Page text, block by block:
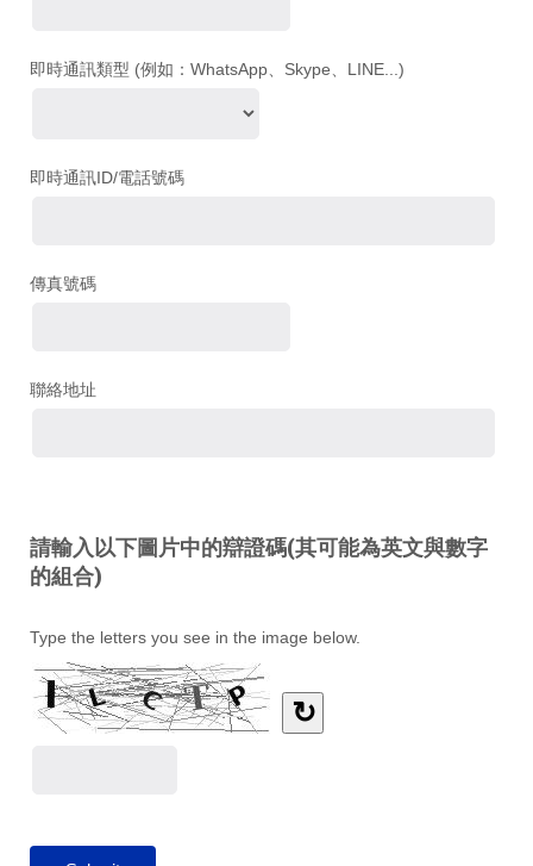
即時通訊類型 (例如：WhatsApp、Skype、LINE...)
即時通訊ID/電話號碼
傳真號碼
聯絡地址
請輸入以下圖片中的辯證碼(其可能為英文與數字
的組合)
Type the letters you see in the image below.
↻